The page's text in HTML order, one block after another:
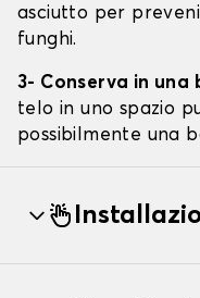
asciutto per
funghi.
3- Conserva in una
telo in uno spazio
possibilmente una